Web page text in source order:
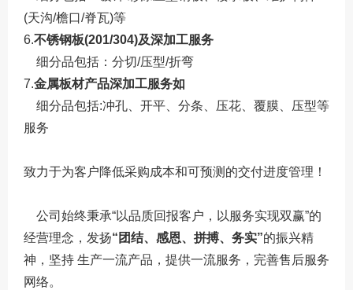
(天沟/檐口/脊瓦)等
6.不锈钢板(201/304)及深加工服务
细分品包括：分切/压型/折弯
7.金属板材产品深加工服务如
细分品包括:冲孔、开平、分条、压花、覆膜、压型等
服务
致力于为客户降低采购成本和可预测的交付进度管理！
公司始终秉承“以品质回报客户，以服务实现双赢”的
经营理念，发扬“团结、感恩、拼搏、务实”的振兴精
神，坚持 生产一流产品，提供一流服务，完善售后服务
网络。